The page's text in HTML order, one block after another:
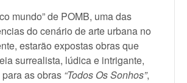
mundo” de POMB, uma das
do cenário de arte urbana no
estarão expostas obras que
surrealista, lúdica e intrigante,
as obras “Todos Os Sonhos”,